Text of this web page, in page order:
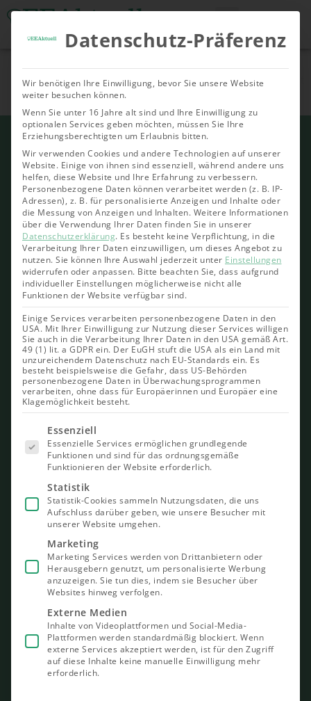
Nachhaltige
Investments
Allgemein Bioenergie
Datenschutz-Präferenz
Wir benötigen Ihre Einwilligung, bevor Sie unsere Website
weiter besuchen können.
Wenn Sie unter 16 Jahre alt sind und Ihre Einwilligung zu
optionalen Services geben möchten, müssen Sie Ihre
Erziehungsberechtigten um Erlaubnis bitten.
Wir verwenden Cookies und andere Technologien auf unserer
Website. Einige von ihnen sind essenziell, während andere uns
helfen, diese Website und Ihre Erfahrung zu verbessern.
Personenbezogene Daten können verarbeitet werden (z. B. IP-
Adressen), z. B. für personalisierte Anzeigen und Inhalte oder
die Messung von Anzeigen und Inhalten. Weitere Informationen
über die Verwendung Ihrer Daten finden Sie in unserer
Datenschutzerklärung. Es besteht keine Verpflichtung, in die
Verarbeitung Ihrer Daten einzuwilligen, um dieses Angebot zu
nutzen. Sie können Ihre Auswahl jederzeit unter Einstellungen
widerrufen oder anpassen. Bitte beachten Sie, dass aufgrund
individueller Einstellungen möglicherweise nicht alle
Funktionen der Website verfügbar sind.
Einige Services verarbeiten personenbezogene Daten in den
USA. Mit Ihrer Einwilligung zur Nutzung dieser Services willigen
Sie auch in die Verarbeitung Ihrer Daten in den USA gemäß Art.
49 (1) lit. a GDPR ein. Der EuGH stuft die USA als ein Land mit
unzureichendem Datenschutz nach EU-Standards ein. Es
besteht beispielsweise die Gefahr, dass US-Behörden
personenbezogene Daten in Überwachungsprogrammen
verarbeiten, ohne dass für Europäerinnen und Europäer eine
Klagemöglichkeit besteht.
Es folgt
eine Liste
der Service-
Gruppen,
für die eine
Einwilligung
erteilt
werden
kann. Die
erste
Service-
Gruppe ist
essenziell
und kann
nicht
abgewählt
Essenziell
Essenzielle Services ermöglichen grundlegende
Funktionen und sind für das ordnungsgemäße
Funktionieren der Website erforderlich.
Statistik
Statistik-Cookies sammeln Nutzungsdaten, die uns
Aufschluss darüber geben, wie unsere Besucher mit
unserer Website umgehen.
Marketing
Marketing Services werden von Drittanbietern oder
Herausgebern genutzt, um personalisierte Werbung
anzuzeigen. Sie tun dies, indem sie Besucher über
Websites hinweg verfolgen.
Externe Medien
Inhalte von Videoplattformen und Social-Media-
Plattformen werden standardmäßig blockiert. Wenn
externe Services akzeptiert werden, ist für den Zugriff
auf diese Inhalte keine manuelle Einwilligung mehr
erforderlich.